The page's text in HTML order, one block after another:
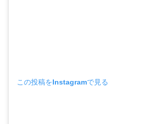
この投稿をInstagramで見る